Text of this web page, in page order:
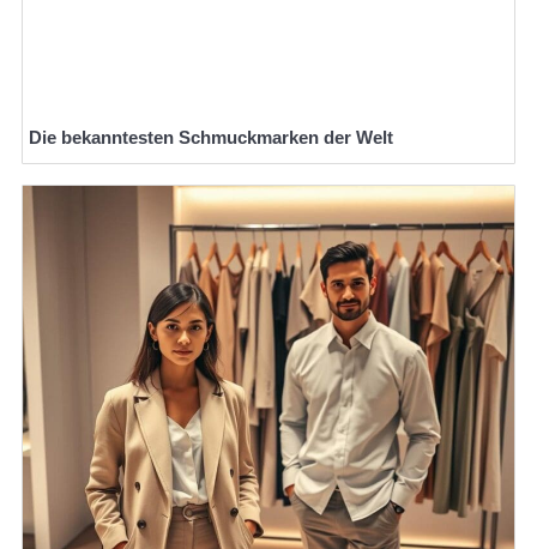
Die bekanntesten Schmuckmarken der Welt